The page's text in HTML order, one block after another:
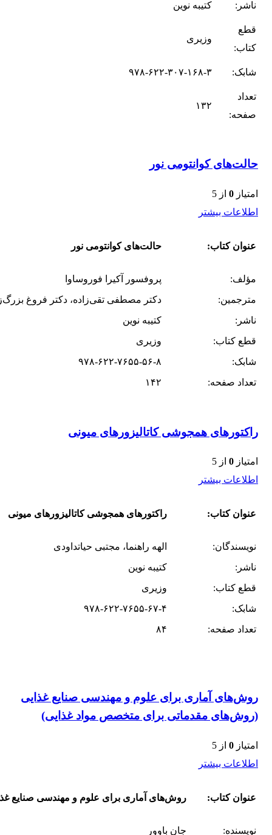
ناشر: کتیبه نوین
قطع
کتاب:
وزیری
شابک: ۹۷۸-۶۲۲-۳۰۷-۱۶۸-۳
تعداد
صفحه:
۱۳۲
حالت‌های کوانتومی نور
امتیاز 0 از 5
اطلاعات بیشتر
عنوان کتاب: حالت‌های کوانتومی نور
مؤلف:
پروفسور آکیرا فوروساوا
مترجمین:
دکتر مصطفی تقی‌زاده، دکتر فروغ
ناشر:
کتیبه نوین
قطع کتاب:
وزیری
شابک:
۹۷۸-۶۲۲-۷۶۵۵-۵۶-۸
تعداد صفحه:
۱۴۲
راکتورهای همجوشی کاتالیزورهای میونی
امتیاز 0 از 5
اطلاعات بیشتر
عنوان کتاب: راکتورهای همجوشی کاتالیزورهای میونی
نویسندگان:
الهه راهنما، مجتبی حیاتداودی
ناشر:
کتیبه نوین
قطع کتاب:
وزیری
شابک:
۹۷۸-۶۲۲-۷۶۵۵-۶۷-۴
تعداد صفحه:
۸۴
روش‌های آماری برای علوم و مهندسی صنایع غذایی
(روش‌های مقدماتی برای متخصص مواد غذایی)
امتیاز 0 از 5
اطلاعات بیشتر
عنوان کتاب: روش‌های آماری برای علوم و مهندسی صنایع
نویسنده: جان باوور